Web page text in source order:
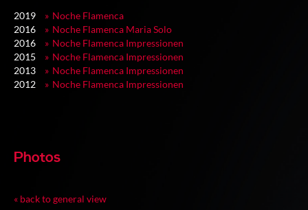
2019
Noche Flamenca
2016
Noche Flamenca Maria Solo
2016
Noche Flamenca Impressionen
2015
Noche Flamenca Impressionen
2013
Noche Flamenca Impressionen
2012
Noche Flamenca Impressionen
Photos
« back to general view